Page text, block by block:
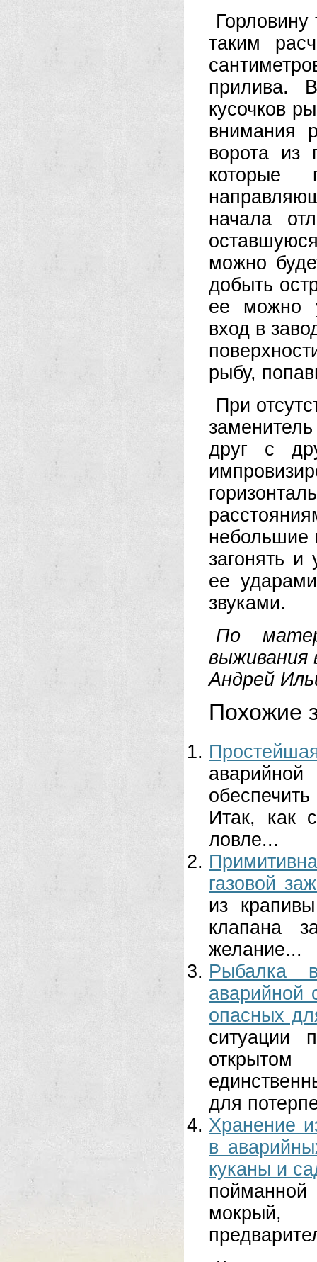
Горловину
таким
прилива.
кусочков
внимания
ворота из
начала
можно
добыть
ее можно
вход в
рыбу,
При
друг с
небольшие
загонять и
ее
звуками.
По
выживания
Андрей
Похожие
Итак, как
ловле...
газовой
из
клапана
желание...
Рыбалка
аварийной
опасных
ситуации
для
Хранение
в
куканы и
мокрый,